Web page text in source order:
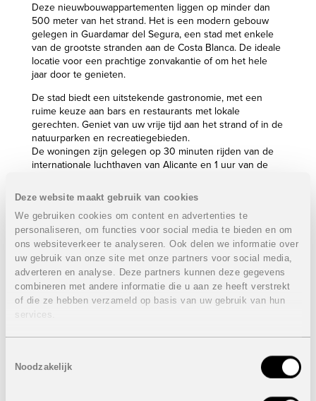
Deze website maakt gebruik van cookies
We gebruiken cookies om content en advertenties te
personaliseren, om functies voor social media te bieden en om
ons websiteverkeer te analyseren. Ook delen we informatie over
uw gebruik van onze site met onze partners voor social media,
adverteren en analyse. Deze partners kunnen deze gegevens
combineren met andere informatie die u aan ze heeft verstrekt
of die ze hebben verzameld op basis van uw gebruik van hun
services.
Noodzakelijk
Deze nieuwbouwappartementen liggen op minder dan
500 meter van het strand. Het is een modern gebouw
gelegen in Guardamar del Segura, een stad met enkele
van de grootste stranden aan de Costa Blanca. De ideale
locatie voor een prachtige zonvakantie of om het hele
jaar door te genieten.
De stad biedt een uitstekende gastronomie, met een
ruime keuze aan bars en restaurants met lokale
gerechten. Geniet van uw vrije tijd aan het strand of in de
natuurparken en recreatiegebieden.
De woningen zijn gelegen op 30 minuten rijden van de
internationale luchthaven van Alicante en 1 uur van de
Het complex telt in het totaal 12 appartementen op vier
verdiepingen. De woningen hebben twee of drie
slaapkamers en twee badkamers, ruime terrassen en
grote woon- en eetkamers. Alle appartementen
beschikken over een eigen zonneterras en berging. Het
gebouw heeft een jacuzzi op de begane grond voor
gemeenschappelijk gebruik en een ondergrondse
parkeergarage.
Eigenschappen appartement:
2 Badkamers